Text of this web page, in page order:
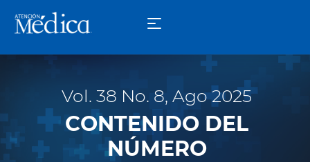
Vol. 38 No. 8, Ago 2025
CONTENIDO DEL
NÚMERO